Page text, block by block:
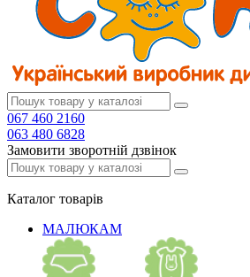
067 460 2160
063 480 6828
Замовити зворотній дзвінок
Каталог товарів
МАЛЮКАМ